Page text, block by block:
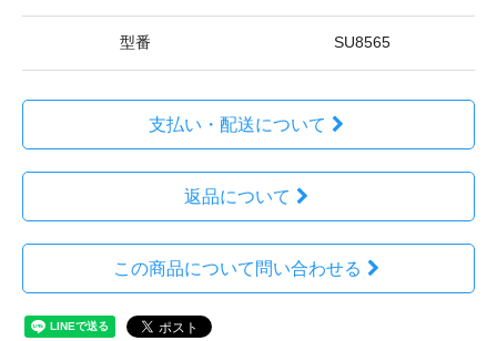
型番 SU8565
支払い・配送について
返品について
この商品について問い合わせる